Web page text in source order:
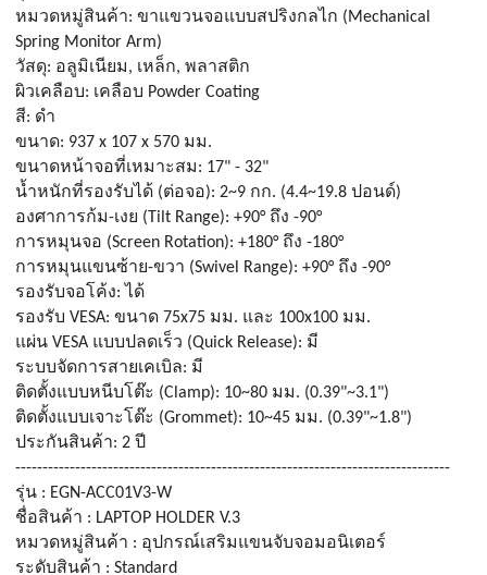
หมวดหมู่สินค้า: ขาแขวนจอแบบสปริงกลไก (Mechanical
Spring Monitor Arm)
วัสดุ: อลูมิเนียม, เหล็ก, พลาสติก
ผิวเคลือบ: เคลือบ Powder Coating
สี: ดำ
ขนาด: 937 x 107 x 570 มม.
ขนาดหน้าจอที่เหมาะสม: 17" - 32"
น้ำหนักที่รองรับได้ (ต่อจอ): 2~9 กก. (4.4~19.8 ปอนด์)
องศาการก้ม-เงย (Tilt Range): +90° ถึง -90°
การหมุนจอ (Screen Rotation): +180° ถึง -180°
การหมุนแขนซ้าย-ขวา (Swivel Range): +90° ถึง -90°
รองรับจอโค้ง: ได้
รองรับ VESA: ขนาด 75x75 มม. และ 100x100 มม.
แผ่น VESA แบบปลดเร็ว (Quick Release): มี
ระบบจัดการสายเคเบิล: มี
ติดตั้งแบบหนีบโต๊ะ (Clamp): 10~80 มม. (0.39"~3.1")
ติดตั้งแบบเจาะโต๊ะ (Grommet): 10~45 มม. (0.39"~1.8")
ประกันสินค้า: 2 ปี
--------------------------------------------------------------------------------
รุ่น : EGN-ACC01V3-W
ชื่อสินค้า : LAPTOP HOLDER V.3
หมวดหมู่สินค้า : อุปกรณ์เสริมแขนจับจอมอนิเตอร์
ระดับสินค้า : Standard